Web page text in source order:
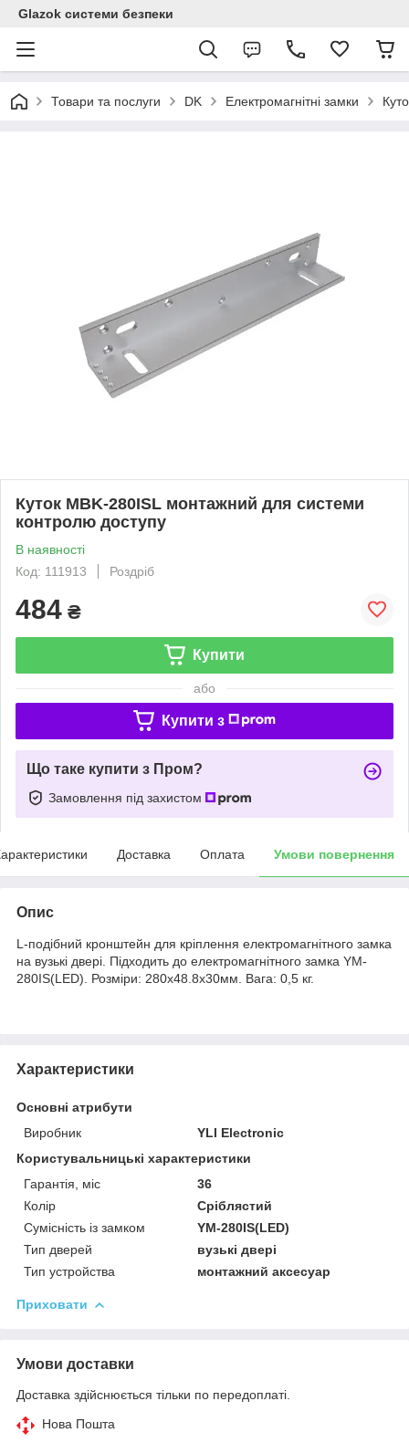
Glazok системи безпеки
Товари та послуги DK Електромагнітні замки
Куток MBK-280ISL монтажний для системи
контролю доступу
В наявності
Код: 111913
Роздріб
484 ₴
Купити
або
Купити з
Що таке купити з Пром?
Замовлення під захистом
Доставка Оплата Умови повернення
Опис
L-подібний кронштейн для кріплення електромагнітного замка
на вузькі двері. Підходить до електромагнітного замка YM-
280IS(LED). Розміри: 280х48.8х30мм. Вага: 0,5 кг.
Характеристики
Основні атрибути
Виробник
YLI Electronic
Користувальницькі характеристики
Гарантія, міс
36
Колір
Сріблястий
Сумісність із замком
YM-280IS(LED)
Тип дверей
вузькі двері
Тип устройства
монтажний аксесуар
Приховати
Умови доставки
Доставка здійснюється тільки по передоплаті.
Нова Пошта